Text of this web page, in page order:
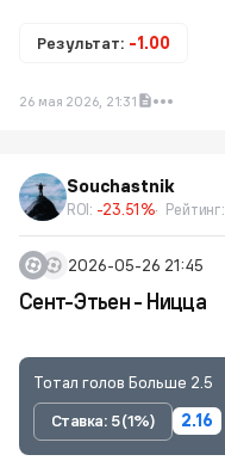
Результат: -1.00
26 мая 2026, 21:31
Souchastnik
ROI: -23.51% Рейтинг:
2026-05-26 21:45
Сент-Этьен - Ницца
Тотал голов Больше 2.5
Ставка: 5 (1%)
2.16